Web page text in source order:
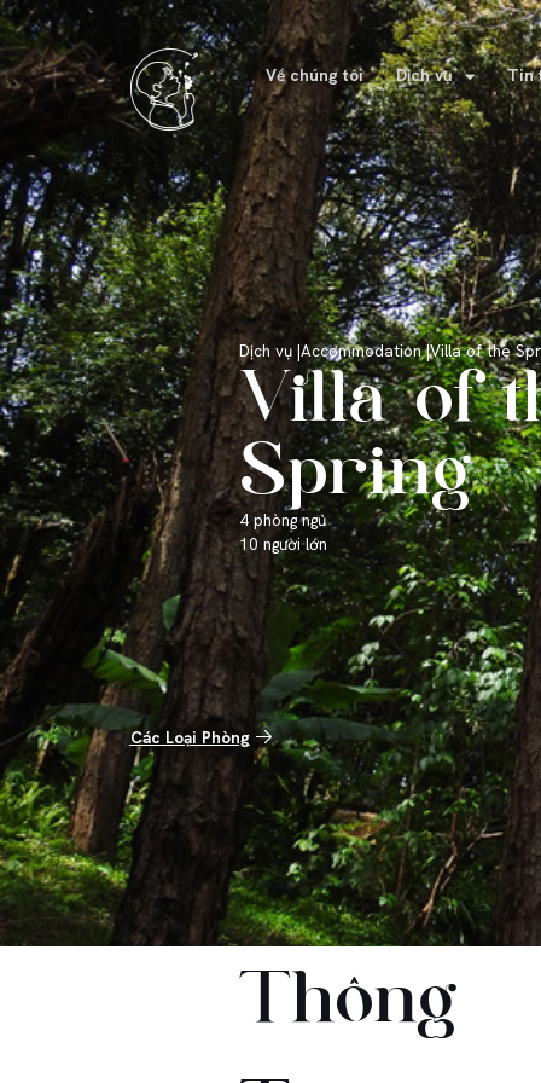
Về chúng tôi Dịch vụ Tin
Dịch vụ |Accommodation |Villa of the
Villa of
Spring
4 phòng ngủ
10 người lớn
Các Loại Phòng
Thông